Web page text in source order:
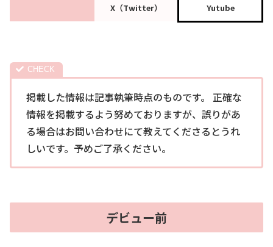
X（Twitter） Yutube
掲載した情報は記事執筆時点のものです。 正確な
情報を掲載するよう努めておりますが、誤りがあ
る場合はお問い合わせにて教えてくださるとうれ
しいです。予めご了承ください。
デビュー前